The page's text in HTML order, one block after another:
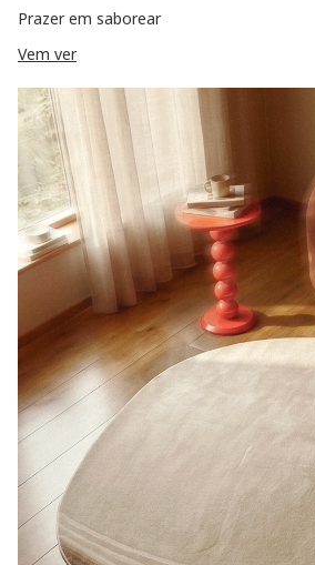
Prazer em saborear
Vem ver